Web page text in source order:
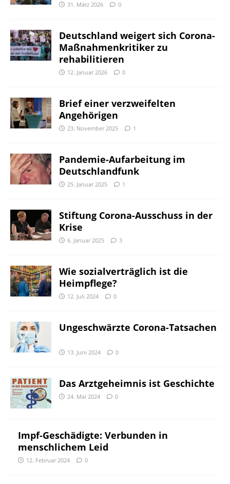
31. März 2026 0
Deutschland weigert sich Corona-
Maßnahmenkritiker zu
rehabilitieren
12. Januar 2026 0
Brief einer verzweifelten
Angehörigen
23. November 2025 1
Pandemie-Aufarbeitung im
Deutschlandfunk
25. Januar 2025 1
Stiftung Corona-Ausschuss in der
Krise
6. Januar 2025 3
Wie sozialverträglich ist die
Heimpflege?
12. Juli 2024 0
Ungeschwärzte Corona-Tatsachen
13. Juni 2024 0
Das Arztgeheimnis ist Geschichte
24. Mai 2024 0
Impf-Geschädigte: Verbunden in
menschlichem Leid
12. Februar 2024 0